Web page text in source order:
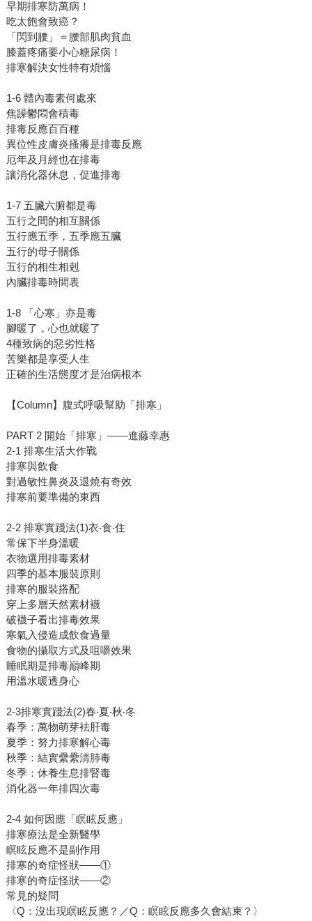
早期排寒防萬病！
吃太飽會致癌？
「閃到腰」＝腰部肌肉貧血
膝蓋疼痛要小心糖尿病！
排寒解決女性特有煩惱
1-6 體內毒素何處來
焦躁鬱悶會積毒
排毒反應百百種
異位性皮膚炎搔癢是排毒反應
厄年及月經也在排毒
讓消化器休息，促進排毒
1-7 五臟六腑都是毒
五行之間的相互關係
五行應五季，五季應五臟
五行的母子關係
五行的相生相剋
內臟排毒時間表
1-8 「心寒」亦是毒
腳暖了，心也就暖了
4種致病的惡劣性格
苦樂都是享受人生
正確的生活態度才是治病根本
【Column】腹式呼吸幫助「排寒」
PART 2 開始「排寒」——進藤幸惠
2-1 排寒生活大作戰
排寒與飲食
對過敏性鼻炎及退燒有奇效
排寒前要準備的東西
2-2 排寒實踐法(1)衣‧食‧住
常保下半身溫暖
衣物選用排毒素材
四季的基本服裝原則
排寒的服裝搭配
穿上多層天然素材襪
破襪子看出排毒效果
寒氣入侵造成飲食過量
食物的攝取方式及咀嚼效果
睡眠期是排毒巔峰期
用溫水暖透身心
2-3排寒實踐法(2)春‧夏‧秋‧冬
春季：萬物萌芽袪肝毒
夏季：努力排寒解心毒
秋季：結實纍纍清肺毒
冬季：休養生息排腎毒
消化器一年排四次毒
2-4 如何因應「瞑眩反應」
排寒療法是全新醫學
瞑眩反應不是副作用
排寒的奇症怪狀——①
排寒的奇症怪狀——②
常見的疑問
〈Q：沒出現瞑眩反應？／Q：瞑眩反應多久會結束？〉